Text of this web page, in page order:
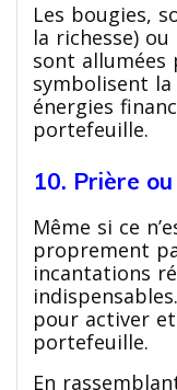
Les bougies,
la richesse)
sont allumées
symbolisent
énergies
portefeuille.
10. Prière
Même si ce
proprement
incantations
pour activer
portefeuille.
En